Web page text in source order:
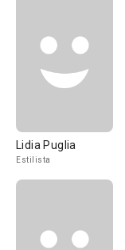
Lidia Puglia
Estilista